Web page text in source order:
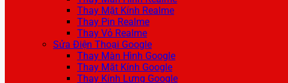
Thay Mặt Kính Realme
Thay Pin Realme
Thay Vỏ Realme
Sửa Điện Thoại Google
Thay Màn Hình Google
Thay Mặt Kính Google
Thay Kính Lưng Google